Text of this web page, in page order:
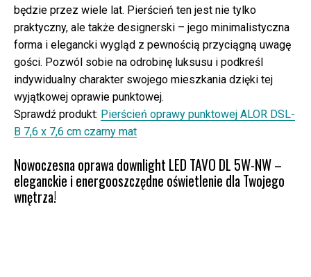
będzie przez wiele lat. Pierścień ten jest nie tylko
praktyczny, ale także designerski – jego minimalistyczna
forma i elegancki wygląd z pewnością przyciągną uwagę
gości. Pozwól sobie na odrobinę luksusu i podkreśl
indywidualny charakter swojego mieszkania dzięki tej
wyjątkowej oprawie punktowej.
Sprawdź produkt: Pierścień oprawy punktowej ALOR DSL-
B 7,6 x 7,6 cm czarny mat
Nowoczesna oprawa downlight LED TAVO DL 5W-NW –
eleganckie i energooszczędne oświetlenie dla Twojego
wnętrza!